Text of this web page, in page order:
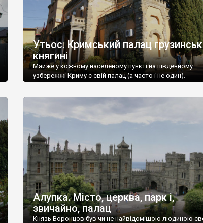
Утьос. Кримський палац
княгині
Майже у кожному населеному пункті на південному
узбережжі Криму є свій палац (а часто і не один).
Алупка. Місто, церква, парк і,
звичайно, палац
Князь Воронцов був чи не найвідомішою людиною